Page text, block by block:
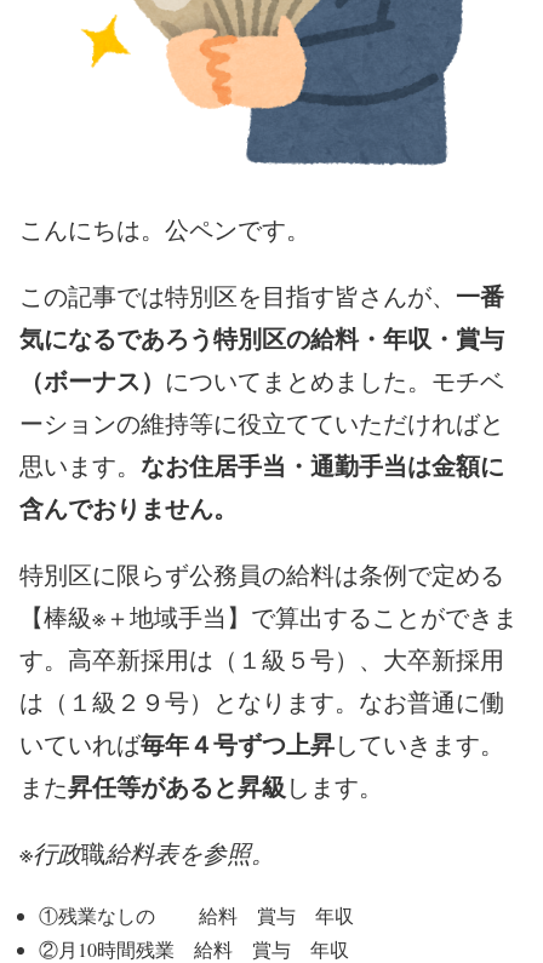
こんにちは。公ペンです。
この記事では特別区を目指す皆さんが、 一番
気になるであろう特別区の給料・年収・賞与
（ボーナス） についてまとめました。モチベ
ーションの維持等に役立てていただければと
思います。 なお住居手当・通勤手当は金額に
含んでおりません。
特別区に限らず公務員の給料は条例で定める
【棒級※＋地域手当】で算出することができま
す。高卒新採用は（１級５号）、大卒新採用
は（１級２９号）となります。なお普通に働
いていれば毎年４号ずつ上昇していきます。
また昇任等があると昇級します。
※行政職給料表を参照。
①残業なしの 給料 賞与 年収
②月10時間残業 給料 賞与 年収